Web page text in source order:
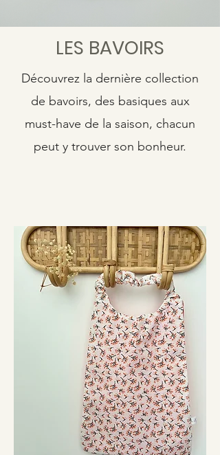
LES BAVOIRS
Découvrez la dernière collection
de bavoirs, des basiques aux
must-have de la saison, chacun
peut y trouver son bonheur.